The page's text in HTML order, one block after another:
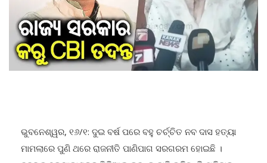
ମାମଲାରେ ପୁଣି ଥରେ ରାଜନୀତି ପାଣିପାଗ ସରଗରମ ହୋଇଛି ।
ନବଙ୍କ ହତ୍ୟାକାଣ୍ଡର ସିବିଆଇ ତଦନ୍ତ ଦାବି କରିଛନ୍ତି ପରିବାର